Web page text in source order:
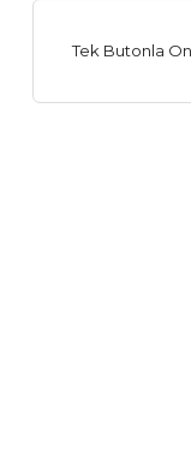
Tek Butonla